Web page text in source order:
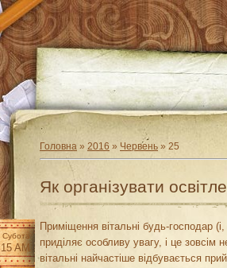
Головна » 2016 » Червень » 25
Як організувати
Субота
AM
Приміщення вітальні будь-господар
приділяє особливу увагу, і це
вітальні найчастіше відбувається